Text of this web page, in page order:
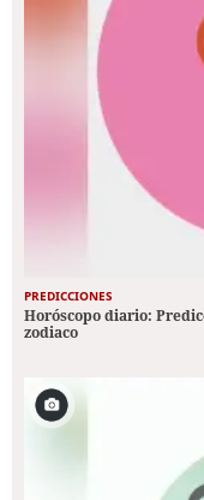
PREDICCIONES
Horóscopo diario:
zodiaco